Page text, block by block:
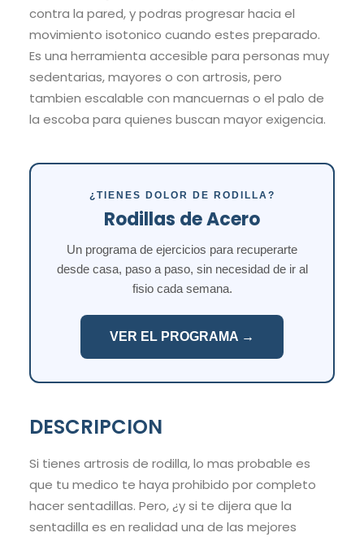
contra la pared, y podras progresar hacia el
movimiento isotonico cuando estes preparado.
Es una herramienta accesible para personas muy
sedentarias, mayores o con artrosis, pero
tambien escalable con mancuernas o el palo de
la escoba para quienes buscan mayor exigencia.
¿TIENES DOLOR DE RODILLA?
Rodillas de Acero
Un programa de ejercicios para recuperarte
desde casa, paso a paso, sin necesidad de ir al
fisio cada semana.
VER EL PROGRAMA →
DESCRIPCION
Si tienes artrosis de rodilla, lo mas probable es
que tu medico te haya prohibido por completo
hacer sentadillas. Pero, ¿y si te dijera que la
sentadilla es en realidad una de las mejores